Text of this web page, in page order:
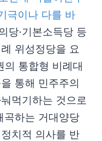
극이나 다를 바
당·기본소득당 등
위성정당을 요
의 통합형 비례대
통해 민주주의
먹기하는 것으로
곡하는 거대양당
치적 의사를 반